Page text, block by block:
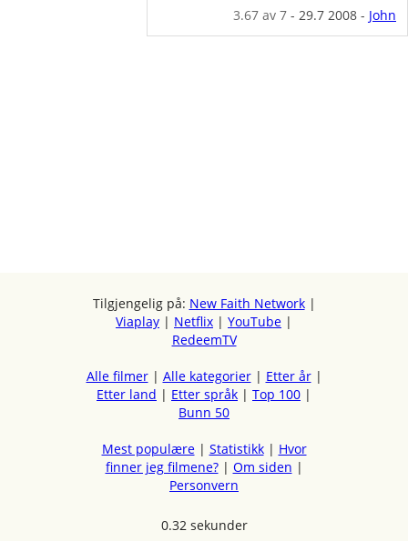
3.67av 7- 29.7 2008- John
Tilgjengelig på: New Faith Network|
Viaplay | Netflix | YouTube |
RedeemTV
Alle filmer| Alle kategorier| Etter år|
Etter land | Etter språk | Top 100 |
Bunn 50
Mest populære| Statistikk| Hvor
finner jeg filmene?| Om siden |
Personvern
0.32 sekunder